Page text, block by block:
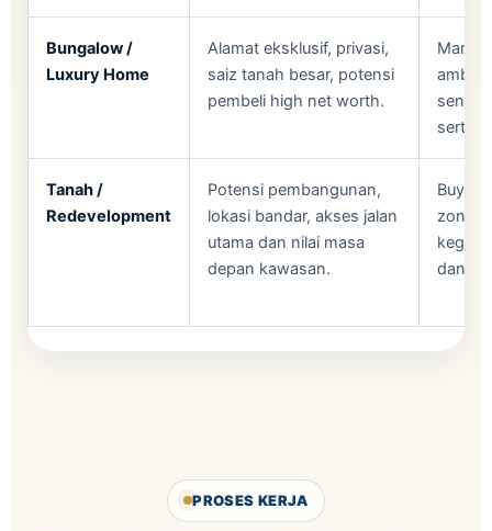
Bungalow /
Luxury Home
Alamat eksklusif, privasi,
saiz tanah besar, potensi
pembeli high net worth.
ambil
serta
Tanah /
Redevelopment
Potensi pembangunan,
lokasi bandar, akses jalan
utama dan nilai masa
depan kawasan.
Buyer
dan
PROSES KERJA